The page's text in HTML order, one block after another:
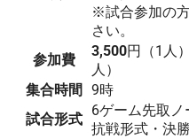
※試合参加の
さい。
参加費
3,500円（1
人）
集合時間
9時
試合形式
6ゲーム先取
抗戦形式・決